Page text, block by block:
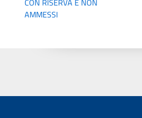
CON RISERVA E NON
AMMESSI